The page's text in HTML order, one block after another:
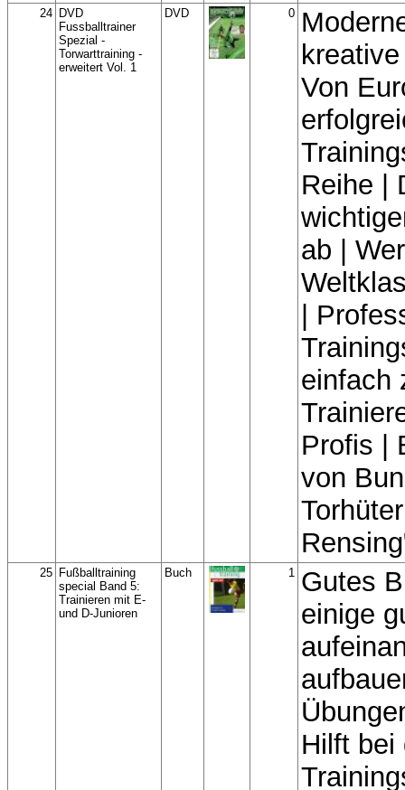
24 DVD
Fussballtrainer
Spezial -
Torwarttraining -
erweitert Vol. 1
DVD 0
Von
Reihe |
ab |
|
einfach
Profis |
von
25 Fußballtraining
special Band 5:
Trainieren mit E-
und D-Junioren
Buch 1 Gutes
einige
Hilft bei